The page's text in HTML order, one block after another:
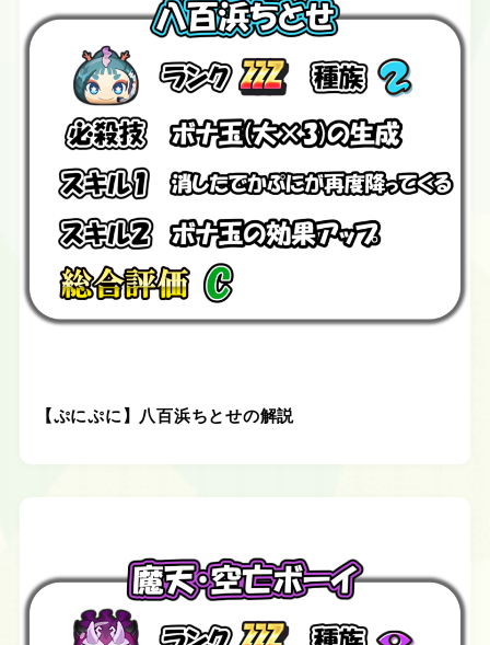
【ぷにぷに】八百浜ちとせの解説